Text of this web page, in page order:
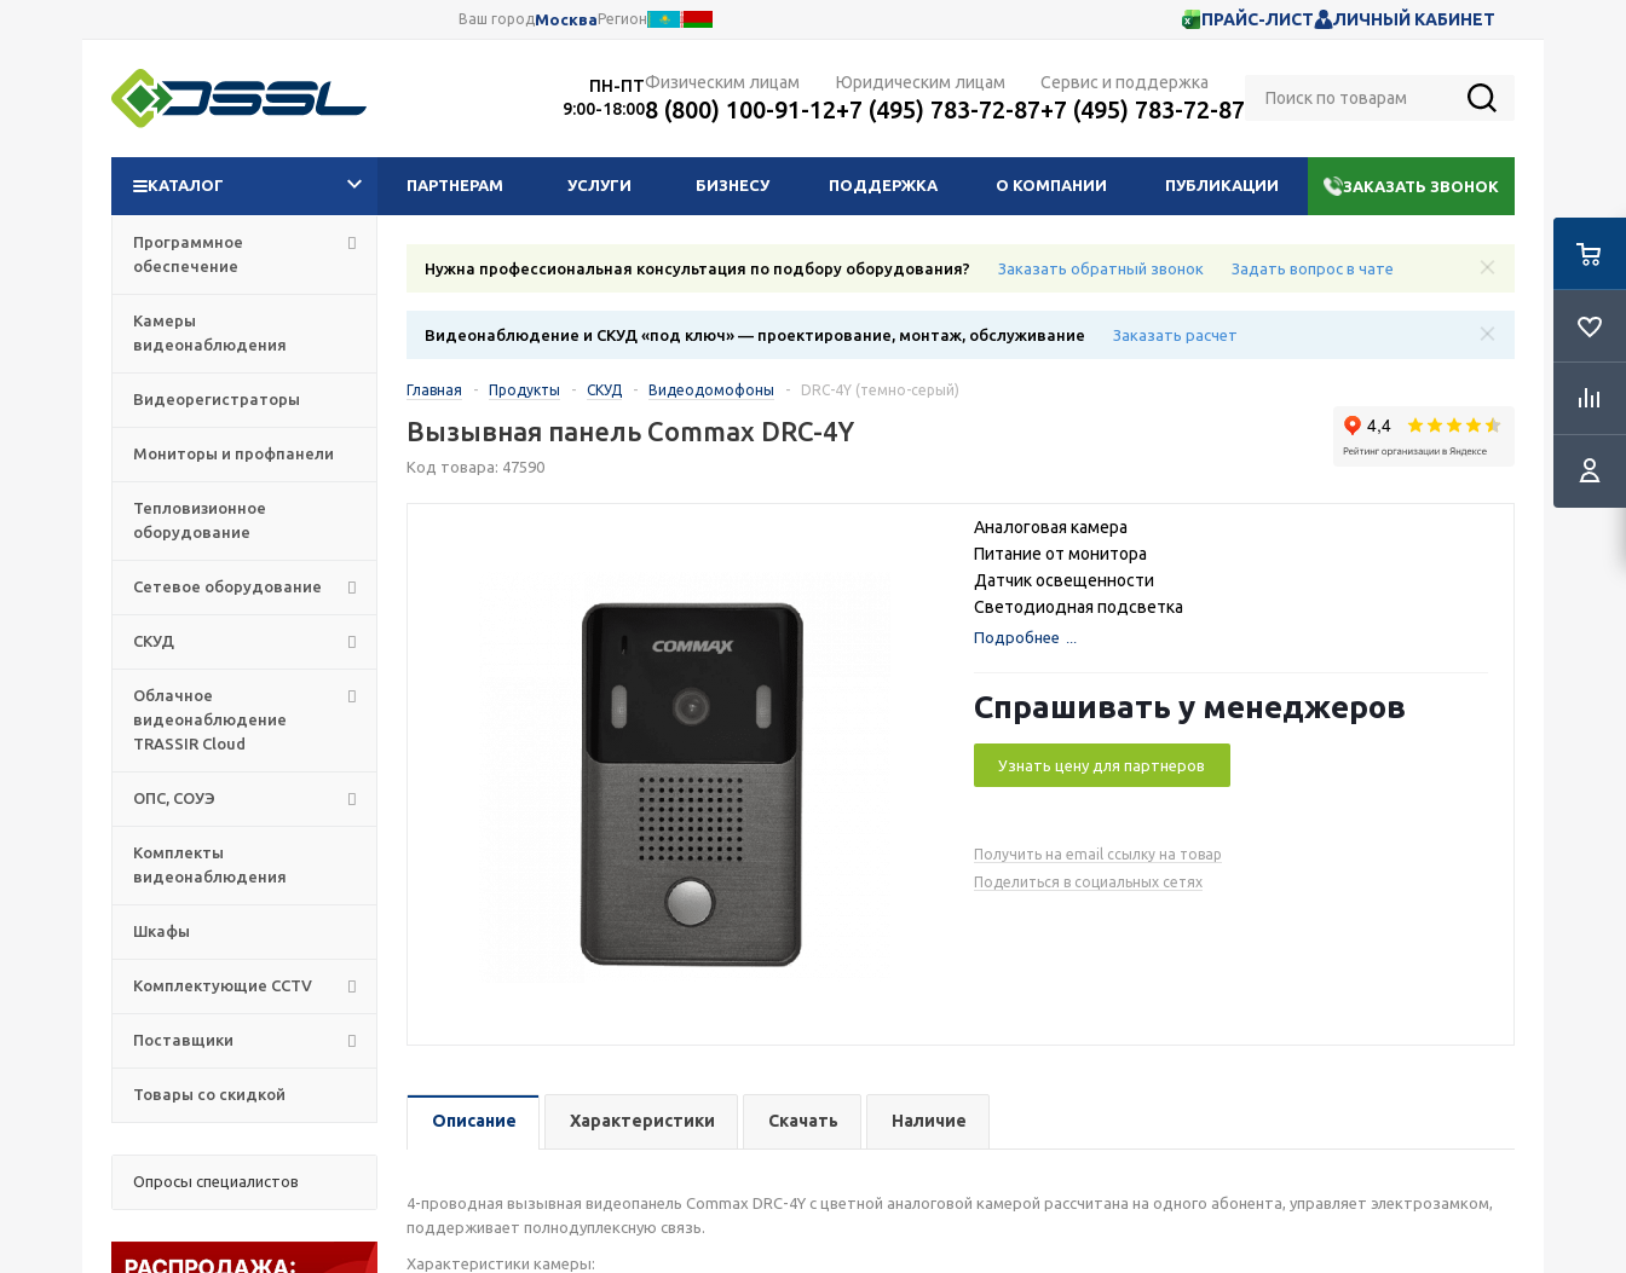
Ваш городМоскваРегион ПРАЙС-ЛИСТ ЛИЧНЫЙ КАБИНЕТ
ПН-ПТ
9:00-18:00
Физическим лицам
8 (800) 100-91-12
Юридическим лицам
+7 (495) 783-72-87
Сервис и поддержка
+7 (495) 783-72-87
КАТАЛОГ ПАРТНЕРАМ УСЛУГИ БИЗНЕСУ ПОДДЕРЖКА О КОМПАНИИ ПУБЛИКАЦИИ ЗАКАЗАТЬ ЗВОНОК
Программное
обеспечение
Камеры
видеонаблюдения
Видеорегистраторы
Мониторы и профпанели
Тепловизионное
оборудование
Сетевое оборудование
СКУД
Облачное
видеонаблюдение
TRASSIR Cloud
ОПС, СОУЭ
Комплекты
видеонаблюдения
Шкафы
Комплектующие CCTV
Поставщики
Товары со скидкой
Опросы специалистов
Нужна профессиональная консультация по подбору оборудования? Заказать обратный звонок Задать вопрос в чате
Видеонаблюдение и СКУД «под ключ» — проектирование, монтаж, обслуживание Заказать расчет
Главная - Продукты - СКУД - Видеодомофоны - DRC-4Y (темно-серый)
Вызывная панель Commax DRC-4Y
Код товара: 47590
Аналоговая камера
Питание от монитора
Датчик освещенности
Светодиодная подсветка
Подробнее
Спрашивать у менеджеров
Узнать цену для партнеров
Получить на email ссылку на товар
Поделиться в социальных сетях
Описание Характеристики Скачать Наличие
4-проводная вызывная видеопанель Commax DRC-4Y с цветной аналоговой камерой рассчитана на одного абонента, управляет электрозамком,
поддерживает полнодуплексную связь.
Характеристики камеры: